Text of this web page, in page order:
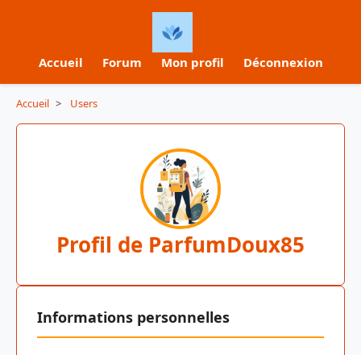
Accueil Forum Mon profil Déconnexion
Accueil > Users
Profil de ParfumDoux85
Informations personnelles